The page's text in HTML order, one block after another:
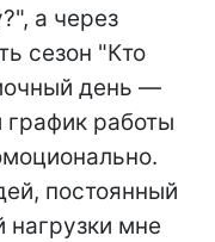
а через
сезон "Кто
день —
график работы
постоянный
нагрузки мне